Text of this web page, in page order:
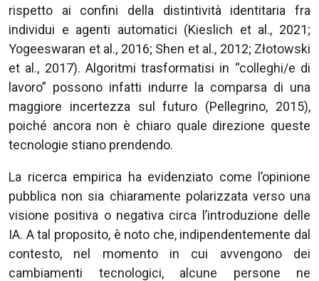
rispetto ai confini della distintività identitaria fra
individui e agenti automatici (Kieslich et al., 2021;
Yogeeswaran et al., 2016; Shen et al., 2012; Złotowski
et al., 2017). Algoritmi trasformatisi in “colleghi/e di
lavoro” possono infatti indurre la comparsa di una
maggiore incertezza sul futuro (Pellegrino, 2015),
poiché ancora non è chiaro quale direzione queste
tecnologie stiano prendendo.
La ricerca empirica ha evidenziato come l’opinione
pubblica non sia chiaramente polarizzata verso una
visione positiva o negativa circa l’introduzione delle
IA. A tal proposito, è noto che, indipendentemente dal
contesto, nel momento in cui avvengono dei
cambiamenti tecnologici, alcune persone ne